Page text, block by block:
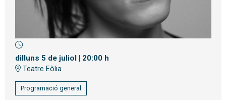
Diapositiva 1 de 1
dilluns 5 de juliol| 20:00 h
Teatre Eòlia
Programació general